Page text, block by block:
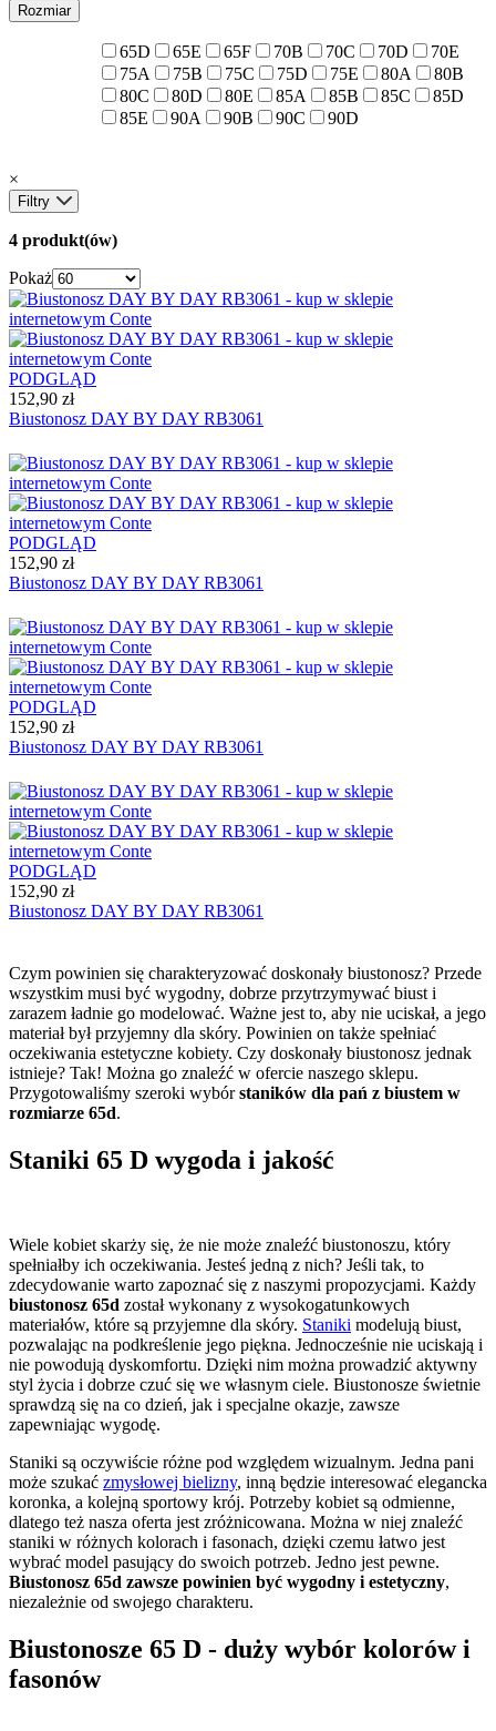
Rozmiar
65D 65E 65F 70B 70C 70D
70E
75A
75B 75C 75D 75E 80A
80B
80C
80D 80E 85A 85B 85C
85D
85E
90A 90B 90C 90D
×
Filtry
4 produkt(ów)
Pokaż
PODGLĄD
152,90 zł
Biustonosz DAY BY DAY RB3061
PODGLĄD
152,90 zł
Biustonosz DAY BY DAY RB3061
PODGLĄD
152,90 zł
Biustonosz DAY BY DAY RB3061
PODGLĄD
152,90 zł
Biustonosz DAY BY DAY RB3061
Czym powinien się charakteryzować doskonały biustonosz? Przede
wszystkim musi być wygodny, dobrze przytrzymywać biust i
zarazem ładnie go modelować. Ważne jest to, aby nie uciskał, a jego
materiał był przyjemny dla skóry. Powinien on także spełniać
oczekiwania estetyczne kobiety. Czy doskonały biustonosz jednak
istnieje? Tak! Można go znaleźć w ofercie naszego sklepu.
Przygotowaliśmy szeroki wybórstaników dla pań z biustem w
rozmiarze 65d.
Staniki 65 D wygoda i jakość
Wiele kobiet skarży się, że nie może znaleźć biustonoszu, który
spełniałby ich oczekiwania. Jesteś jedną z nich? Jeśli tak, to
zdecydowanie warto zapoznać się z naszymi propozycjami. Każdy
biustonosz 65d został wykonany z wysokogatunkowych
materiałów, które są przyjemne dla skóry. Staniki modelują biust,
pozwalając na podkreślenie jego piękna. Jednocześnie nie uciskają i
nie powodują dyskomfortu. Dzięki nim można prowadzić aktywny
styl życia i dobrze czuć się we własnym ciele. Biustonosze świetnie
sprawdzą się na co dzień, jak i specjalne okazje, zawsze
zapewniając wygodę.
Staniki są oczywiście różne pod względem wizualnym. Jedna pani
może szukać zmysłowej bielizny, inną będzie interesować elegancka
koronka, a kolejną sportowy krój. Potrzeby kobiet są odmienne,
dlatego też nasza oferta jest zróżnicowana. Można w niej znaleźć
staniki w różnych kolorach i fasonach, dzięki czemu łatwo jest
wybrać model pasujący do swoich potrzeb. Jedno jest pewne.
Biustonosz 65d zawsze powinien być wygodny i estetyczny,
niezależnie od swojego charakteru.
Biustonosze 65 D - duży wybór kolorów i
fasonów